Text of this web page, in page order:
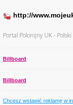
http://
Portal Polonijny UK -
Billboard
Billboard
Chcesz wstawić reklamę w